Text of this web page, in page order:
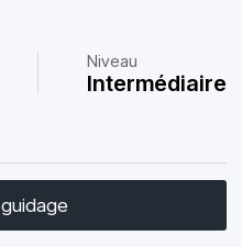
Niveau
Intermédiaire